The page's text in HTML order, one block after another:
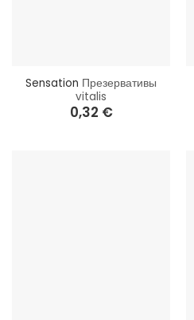
Sensation Презервативы
vitalis
0,32 €